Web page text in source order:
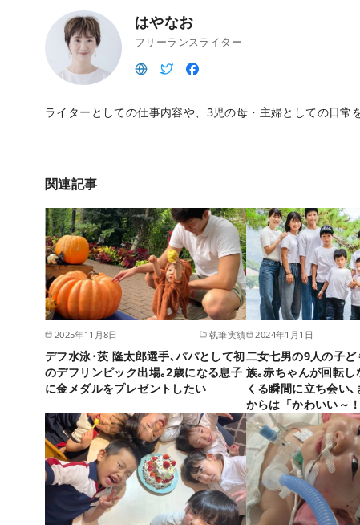
はやなお
フリーランスライター
ライターとしての仕事内容や、3児の母・主婦としての日常
関連記事
2025年11月8日 執筆実績
デフ水泳･茨 隆太郎選手､パパとして初
のデフリンピック出場｡2歳になる息子
に金メダルをプレゼントしたい
2024年1月1日
二女七男の9人の子
族｡赤ちゃんが回転し
くる瞬間に立ち会い
からは「かわいい～